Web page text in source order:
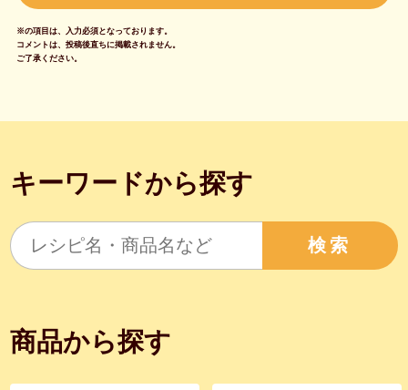
※の項目は、入力必須となっております。
コメントは、投稿後直ちに掲載されません。
ご了承ください。
キーワードから探す
検索
商品から探す